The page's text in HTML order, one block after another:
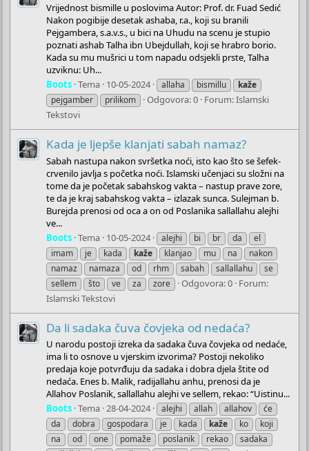
Vrijednost bismille u poslovima Autor: Prof. dr. Fuad Sedić
Nakon pogibije desetak ashaba, r.a., koji su branili
Pejgambera, s.a.v.s., u bici na Uhudu na scenu je stupio
poznati ashab Talha ibn Ubejdullah, koji se hrabro borio.
Kada su mu mušrici u tom napadu odsjekli prste, Talha
uzviknu: Uh...
Boots Tema 10-05-2024 allaha bismillu
kaže
pejgamber
prilikom Odgovora: 0 Forum:Islamski
Tekstovi
Kada je ljepše klanjati sabah namaz?
Sabah nastupa nakon svršetka noći, isto kao što se šefek-
crvenilo javlja s početka noći. Islamski učenjaci su složni na
tome da je početak sabahskog vakta – nastup prave zore,
te da je kraj sabahskog vakta – izlazak sunca. Sulejman b.
Burejda prenosi od oca a on od Poslanika sallallahu alejhi
ve...
Boots Tema 10-05-2024 alejhi bi br da
el
imam
je kada kaže klanjao mu na
nakon
namaz
namaza od rhm sabah sallallahu
se
sellem
što ve za zore Odgovora: 0 Forum:
Islamski Tekstovi
Da li sadaka čuva čovjeka od nedaća?
U narodu postoji izreka da sadaka čuva čovjeka od nedaće,
ima li to osnove u vjerskim izvorima? Postoji nekoliko
predaja koje potvrđuju da sadaka i dobra djela štite od
nedaća. Enes b. Malik, radijallahu anhu, prenosi da je
Allahov Poslanik, sallallahu alejhi ve sellem, rekao: “Uistinu...
Boots Tema 28-04-2024 alejhi allah allahov
će
da
dobra gospodara je kada kaže ko
koji
na
od one pomaže poslanik rekao
sadaka